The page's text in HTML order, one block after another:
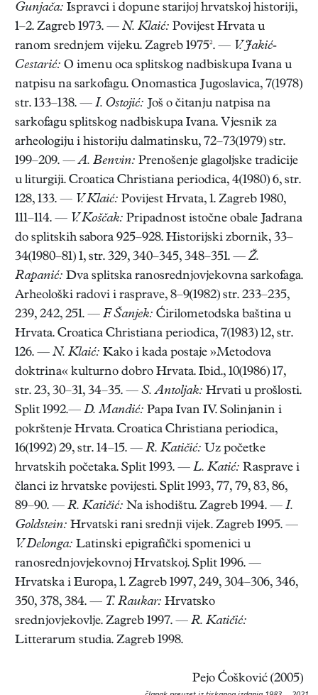
Gunjača: Ispravci i dopune starijoj hrvatskoj historiji,
1–2. Zagreb 1973. — N. Klaić: Povijest Hrvata u
ranom srednjem vijeku. Zagreb 1975². — V. Jakić-
Cestarić: O imenu oca splitskog nadbiskupa Ivana u
natpisu na sarkofagu. Onomastica Jugoslavica, 7(1978)
str. 133–138. — I. Ostojić: Još o čitanju natpisa na
sarkofagu splitskog nadbiskupa Ivana. Vjesnik za
arheologiju i historiju dalmatinsku, 72–73(1979) str.
199–209. —A. Benvin: Prenošenje glagoljske tradicije
u liturgiji. Croatica Christiana periodica, 4(1980) 6, str.
128, 133. — V. Klaić: Povijest Hrvata, 1. Zagreb 1980,
111–114. — V. Koščak: Pripadnost istočne obale Jadrana
do splitskih sabora 925–928. Historijski zbornik, 33–
34(1980–81) 1, str. 329, 340–345, 348–351. — Ž.
Rapanić: Dva splitska ranosrednjovjekovna sarkofaga.
Arheološki radovi i rasprave, 8–9(1982) str. 233–235,
239, 242, 251. — F. Šanjek: Ćirilometodska baština u
Hrvata. Croatica Christiana periodica, 7(1983) 12, str.
126. — N. Klaić: Kako i kada postaje »Metodova
doktrina« kulturno dobro Hrvata. Ibid., 10(1986) 17,
str. 23, 30–31, 34–35. — S. Antoljak: Hrvati u prošlosti.
Split 1992.— D. Mandić: Papa Ivan IV. Solinjanin i
pokrštenje Hrvata. Croatica Christiana periodica,
16(1992) 29, str. 14–15. — R. Katičić: Uz početke
hrvatskih početaka. Split 1993. — L. Katić: Rasprave i
članci iz hrvatske povijesti. Split 1993, 77, 79, 83, 86,
89–90. — R. Katičić: Na ishodištu. Zagreb 1994. — I.
Goldstein: Hrvatski rani srednji vijek. Zagreb 1995. —
V. Delonga: Latinski epigrafički spomenici u
ranosrednjovjekovnoj Hrvatskoj. Split 1996. —
Hrvatska i Europa, 1. Zagreb 1997, 249, 304–306, 346,
350, 378, 384. — T. Raukar: Hrvatsko
srednjovjekovlje. Zagreb 1997. — R. Katičić:
Litterarum studia. Zagreb 1998.
Pejo Ćošković (2005)